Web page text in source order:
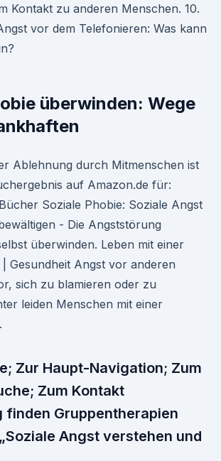
Kontakt zu anderen Menschen. 10.
vor dem Telefonieren: Was kann
überwinden: Wege
Ablehnung durch Mitmenschen ist
auf Amazon.de für:
Soziale Phobie: Soziale Angst
- Die Angststörung
überwinden. Leben mit einer
Gesundheit Angst vor anderen
sich zu blamieren oder zu
leiden Menschen mit einer
Zur Haupt-Navigation; Zum
Zum Kontakt
finden Gruppentherapien
Angst verstehen und